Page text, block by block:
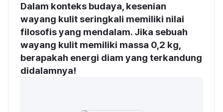
Dalam konteks budaya, kesenian
wayang kulit seringkali memiliki nilai
filosofis yang mendalam. Jika sebuah
wayang kulit memiliki massa 0,2 kg,
berapakah energi diam yang terkandung
didalamnya!